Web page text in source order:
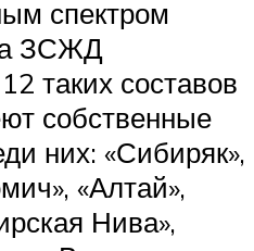
спектром
ЗСЖД
таких составов
собственные
них: «Сибиряк»,
«Алтай»,
Нива»,